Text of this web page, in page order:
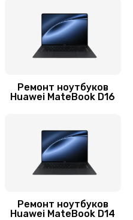
питания
Ремонт ноутбуков
Huawei MateBook D16
Ремонт ноутбуков
Huawei MateBook D14